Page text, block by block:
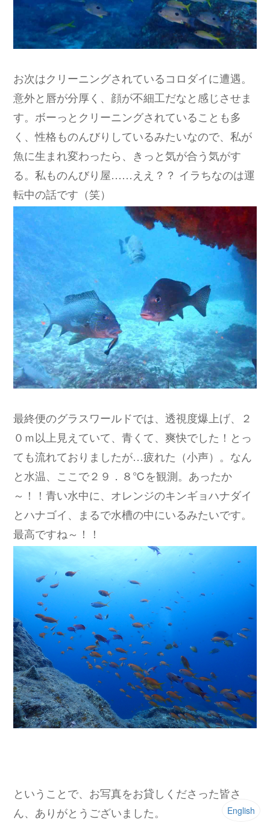
お次はクリーニングされているコロダイに遭遇。
意外と唇が分厚く、顔が不細工だなと感じさせま
す。ボーっとクリーニングされていることも多
く、性格ものんびりしているみたいなので、私が
魚に生まれ変わったら、きっと気が合う気がす
る。私ものんびり屋……ええ？？ イラちなのは運
転中の話です（笑）
最終便のグラスワールドでは、透視度爆上げ、２
０ｍ以上見えていて、青くて、爽快でした！とっ
ても流れておりましたが…疲れた（小声）。なん
と水温、ここで２９．８℃を観測。あったか
～！！青い水中に、オレンジのキンギョハナダイ
とハナゴイ、まるで水槽の中にいるみたいです。
最高ですね～！！
ということで、お写真をお貸しくださった皆さ
ん、ありがとうございました。
English